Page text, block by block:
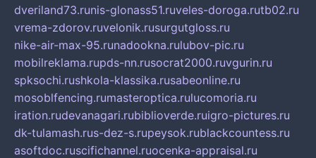
dveriland73.runis-glonass51.ruveles-doroga.rutb02.ru
vrema-zdorov.ruvelonik.rusurgutgloss.ru
nike-air-max-95.runadookna.rulubov-pic.ru
mobilreklama.rupds-nn.rusocrat2000.ruvgurin.ru
spksochi.rushkola-klassika.rusabeonline.ru
mosoblfencing.rumasteroptica.rulucomoria.ru
iration.rudevanagari.rubiblioverde.ruigro-pictures.ru
dk-tulamash.rus-dez-s.rupeysok.rublackcountess.ru
asoftdoc.ruscifichannel.ruocenka-appraisal.ru